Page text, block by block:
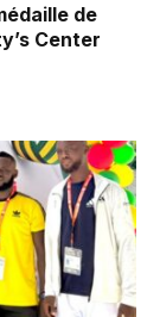
de
Center